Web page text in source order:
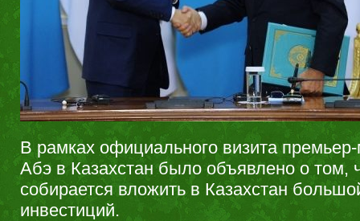
В рамках официального визита
Абэ в Казахстан было объявлено о том,
собирается вложить в Казахстан
инвестиций.